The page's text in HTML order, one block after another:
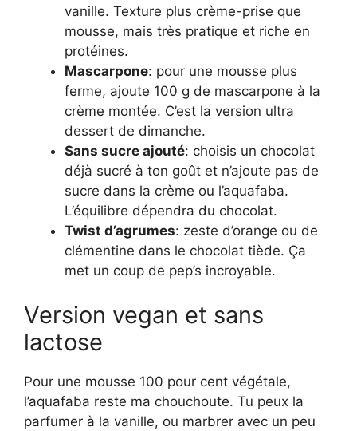
vanille. Texture plus crème-prise que
mousse, mais très pratique et riche en
protéines.
Mascarpone: pour une mousse plus
ferme, ajoute 100 g de mascarpone à la
crème montée. C’est la version ultra
dessert de dimanche.
Sans sucre ajouté: choisis un chocolat
déjà sucré à ton goût et n’ajoute pas de
sucre dans la crème ou l’aquafaba.
L’équilibre dépendra du chocolat.
Twist d’agrumes: zeste d’orange ou de
clémentine dans le chocolat tiède. Ça
met un coup de pep’s incroyable.
Version vegan et sans
lactose
Pour une mousse 100 pour cent végétale,
l’aquafaba reste ma chouchoute. Tu peux la
parfumer à la vanille, ou marbrer avec un peu